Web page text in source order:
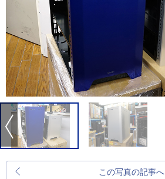
この写真の記事へ